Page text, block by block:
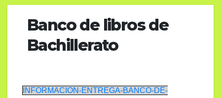
Banco de libros de
Bachillerato
INFORMACION-ENTREGA-BANCO-DE-